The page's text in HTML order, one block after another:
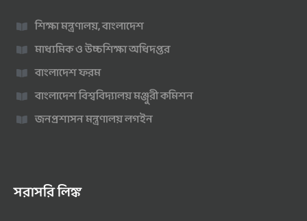
শিক্ষা মন্ত্রণালয়, বাংলাদেশ
মাধ্যমিক ও উচ্চশিক্ষা অধিদপ্তর
বাংলাদেশ ফরম
বাংলাদেশ বিশ্ববিদ্যালয় মঞ্জুরী কমিশন
জনপ্রশাসন মন্ত্রণালয় লগইন
সরাসরি লিঙ্ক